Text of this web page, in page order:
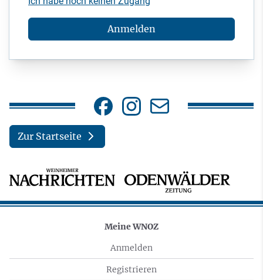
Anmelden
Zur Startseite
Meine WNOZ
Anmelden
Registrieren